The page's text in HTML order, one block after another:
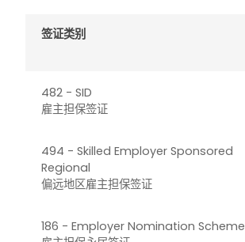
签证类别
482 - SID
雇主担保签证
494 - Skilled Employer Sponsored
Regional
偏远地区雇主担保签证
186 - Employer Nomination Scheme